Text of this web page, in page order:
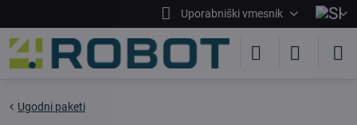
Uporabniški vmesnik
Ugodni paketi